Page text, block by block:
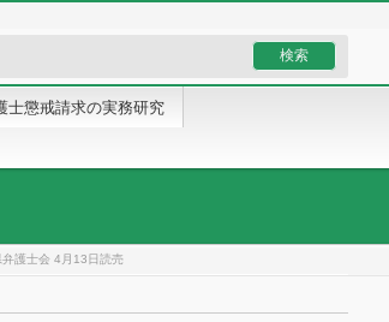
士懲戒請求の実務研究
護士会 4月13日読売